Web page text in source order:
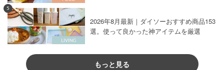
5
2026年8月最新｜ダイソーおすすめ商品153
選。使って良かった神アイテムを厳選
もっと見る